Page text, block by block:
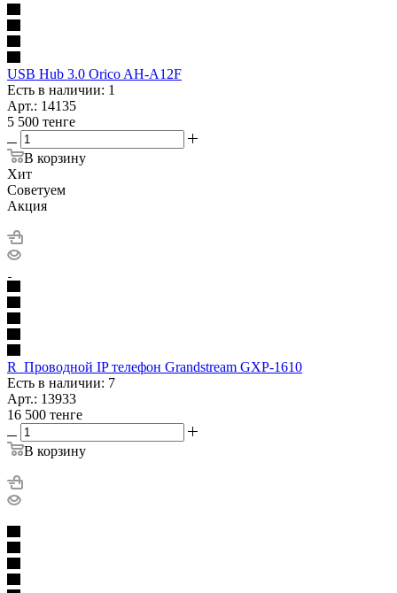
USB Hub 3.0 Orico AH-A12F
Есть в наличии: 1
Арт.: 14135
5 500 тенге
В корзину
Хит
Советуем
Акция
R_Проводной IP телефон Grandstream GXP-1610
Есть в наличии: 7
Арт.: 13933
16 500 тенге
В корзину